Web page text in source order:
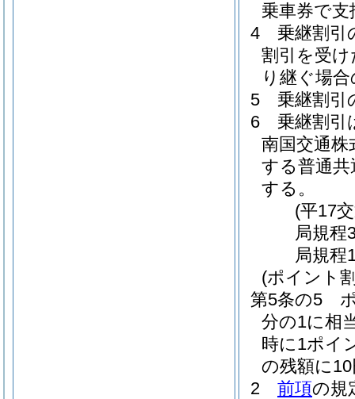
乗車券で
4
乗継割引
割引を受
り継ぐ場
5
乗継割引
6
乗継割引
南国交通
する普通
する。
(平17
局規程
局規程
(ポイント
第5条の5
分の1に相
時に1ポイ
の残額に
2
前項の規